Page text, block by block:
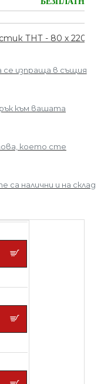
ТНТ - 80 х 220
се изпраща в същия
към вашата
което сте
са налични и на склад